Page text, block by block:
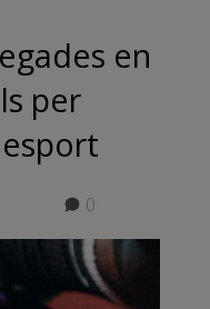
en
per
0